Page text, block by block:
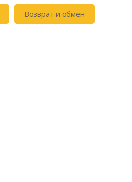
Возврат и обмен